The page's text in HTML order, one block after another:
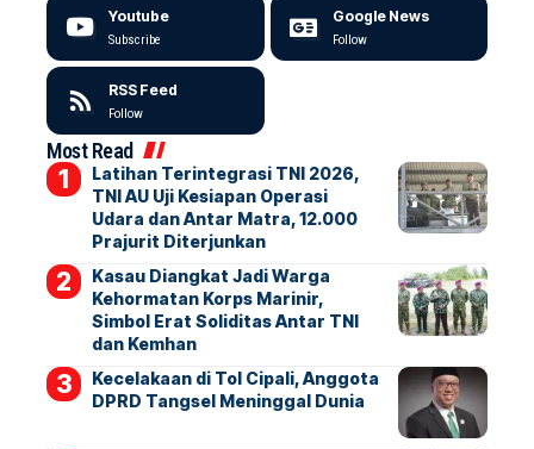
Youtube
Subscribe
Google News
Follow
RSS Feed
Follow
Most Read
Latihan Terintegrasi TNI 2026,
TNI AU Uji Kesiapan Operasi
Udara dan Antar Matra, 12.000
Prajurit Diterjunkan
Kasau Diangkat Jadi Warga
Kehormatan Korps Marinir,
Simbol Erat Soliditas Antar TNI
dan Kemhan
Kecelakaan di Tol Cipali, Anggota
DPRD Tangsel Meninggal Dunia